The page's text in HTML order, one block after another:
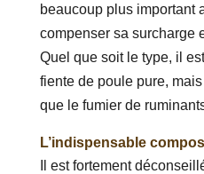
beaucoup plus important
compenser sa surcharge
Quel que soit le type, il
fiente de poule pure,
que le fumier de
L’indispensable
Il est fortement